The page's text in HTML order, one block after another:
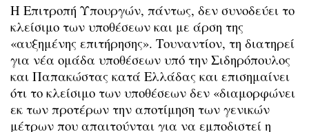
Η Επιτροπή Υπουργών, πάντως, δεν συνοδεύει το
κλείσιμο των υποθέσεων και με άρση της
«αυξημένης επιτήρησης». Τουναντίον, τη διατηρεί
για νέα ομάδα υποθέσεων υπό την Σιδηρόπουλος
και Παπακώστας κατά Ελλάδας και επισημαίνει
ότι το κλείσιμο των υποθέσεων δεν «διαμορφώνει
εκ των προτέρων την αποτίμηση των γενικών
μέτρων που απαιτούνται για να εμποδιστεί η